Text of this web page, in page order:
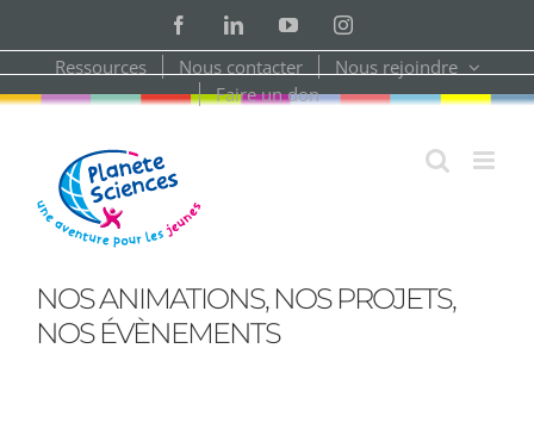
content
FacebookLinkedInYouTubeInstagram
Ressources Nous contacter
Nous rejoindre
Faire un don
NOS ANIMATIONS, NOS PROJETS,
NOS ÉVÈNEMENTS